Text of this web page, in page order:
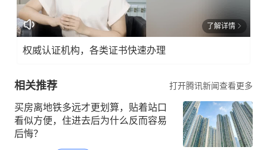
了解详情
权威认证机构，各类证书快速办理
相关推荐 打开腾讯新闻查看更多
买房离地铁多远才更划算，贴着站口
看似方便，住进去后为什么反而容易
后悔？